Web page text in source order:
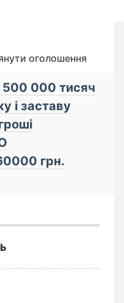
оголошення
500 000 тисяч
і заставу
грн.